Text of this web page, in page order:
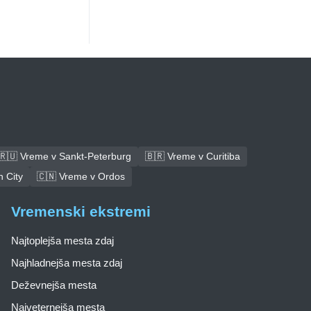
Vreme v Sankt-Peterburg
🇧🇷 Vreme v Curitiba
City
🇨🇳 Vreme v Ordos
Vremenski ekstremi
Najtoplejša mesta zdaj
Najhladnejša mesta zdaj
Deževnejša mesta
Najveternejša mesta